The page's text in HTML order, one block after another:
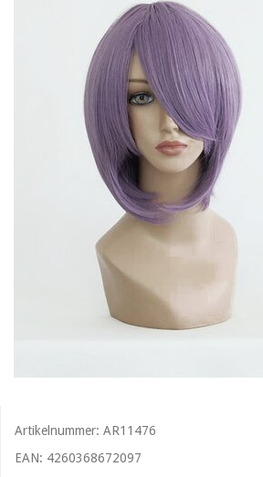
Artikelnummer: AR11476
EAN: 4260368672097
UVPBruttolocalized: 24,90 &euro;
UVPlocalized: 24,90 &euro;
verfuegbarkeitsBenachrichtigung: 1
WarenkorbArtikelanzahl: 0
WarenkorbArtikelPositionenanzahl : 0
WarenkorbGesamtgewicht: 0
WarenkorbGesamtsumme:array (2)
Warenkorbtext: Es befinden sich keine
WarenkorbVersandkostenfreiHinweis
versenden kostenfrei mit Deutsche Post
WarenkorbWarensumme
WarensummeLocalized:
<script type="text/
(typeof xajax.config == "undefined")
xajax.config.statusMessages = false;
xajax.config.version = "xajax 0.5";
xajax.config.defaultMode = "asynchronous";